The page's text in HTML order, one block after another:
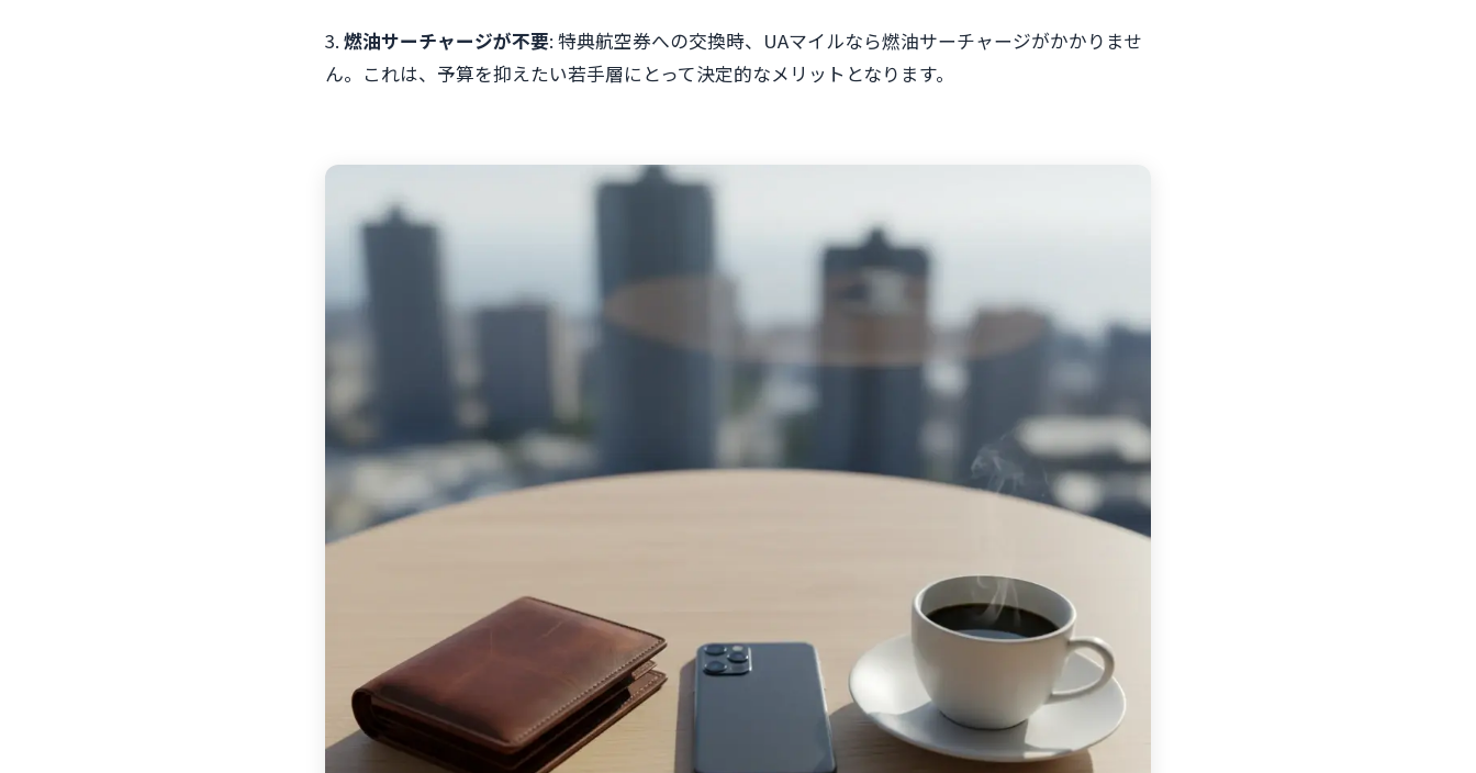
3. 燃油サーチャージが不要: 特典航空券への交換時、UAマイルなら燃油サーチャージがかかりませ
ん。これは、予算を抑えたい若手層にとって決定的なメリットとなります。